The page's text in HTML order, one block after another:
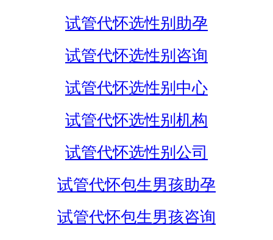
试管代怀选性别助孕
试管代怀选性别咨询
试管代怀选性别中心
试管代怀选性别机构
试管代怀选性别公司
试管代怀包生男孩助孕
试管代怀包生男孩咨询